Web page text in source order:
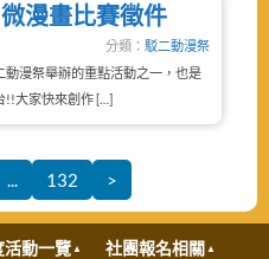
漫畫比賽徵件
分類： 駁二動漫祭
漫祭舉辦的重點活動之一，也是
!!大家快來創作 […]
... 132 >
活動一覽 社團報名相關